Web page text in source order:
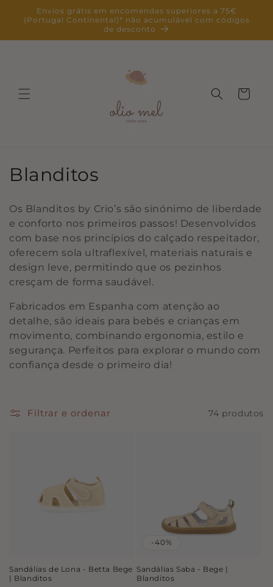
para o
conteúdo
Envios grátis em encomendas superiores a 75€
(Portugal Continental)* não acumulável com códigos
de desconto
Carrinho
C
l
e
ç
ã
o
:
Blanditos
Os Blanditos by Crio’s são sinónimo de liberdade
e conforto nos primeiros passos! Desenvolvidos
com base nos princípios do calçado respeitador,
oferecem sola ultraflexível, materiais naturais e
design leve, permitindo que os pezinhos
cresçam de forma saudável.
Fabricados em Espanha com atenção ao
detalhe, são ideais para bebés e crianças em
movimento, combinando ergonomia, estilo e
segurança. Perfeitos para explorar o mundo com
confiança desde o primeiro dia!
Filtrar e ordenar 74 produtos
Sandálias de Lona - Betta Bege
| Blanditos
-40%
Sandálias Saba - Bege |
Blanditos